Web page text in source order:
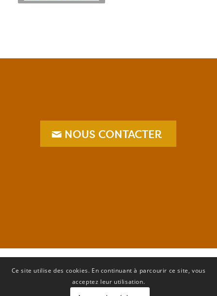
NOUS CONTACTER
Ce site utilise des cookies. En continuant à parcourir ce site, vous
acceptez leur utilisation.